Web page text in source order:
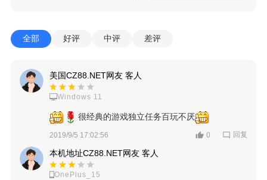
全部 好评 中评 差评
美国CZ88.NET网友 客人
Windows 11
很经典的游戏独立任务百玩不厌
2019/9/5 17:02:56 0 回复
本机地址CZ88.NET网友 客人
OnePlus_15